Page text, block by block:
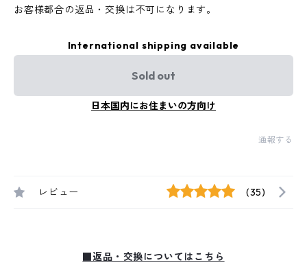
お客様都合の返品・交換は不可になります。
International shipping available
Sold out
日本国内にお住まいの方向け
通報する
レビュー (35)
■返品・交換についてはこちら